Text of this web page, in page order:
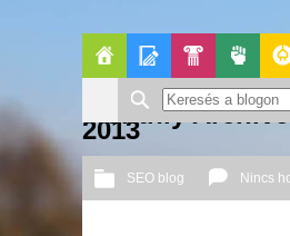
FőoldalBlogokPop- Politika
Monthly
2013
SEO blog Nincs